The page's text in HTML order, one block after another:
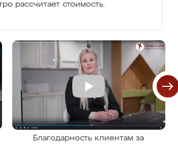
рассчитает стоимость.
Благодарность клиентам за